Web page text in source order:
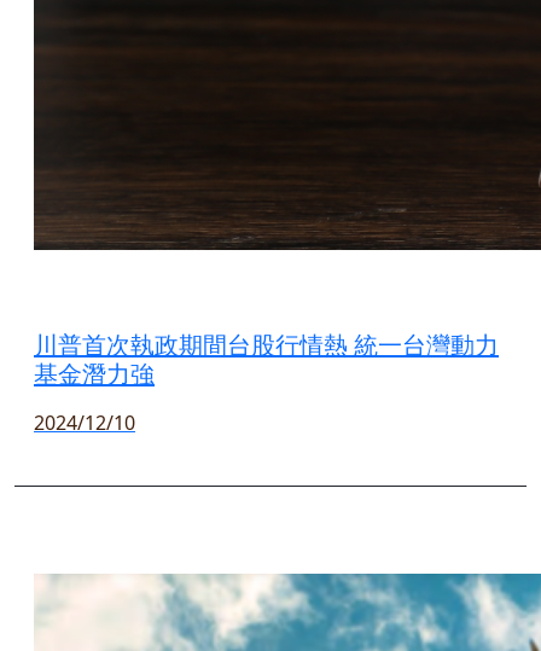
川普首次執政期間台股行情熱 統一台灣動力
基金潛力強
2024/12/10